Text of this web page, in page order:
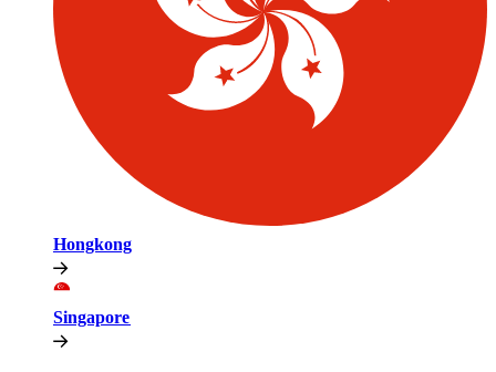
Hongkong​​
Singapore​​